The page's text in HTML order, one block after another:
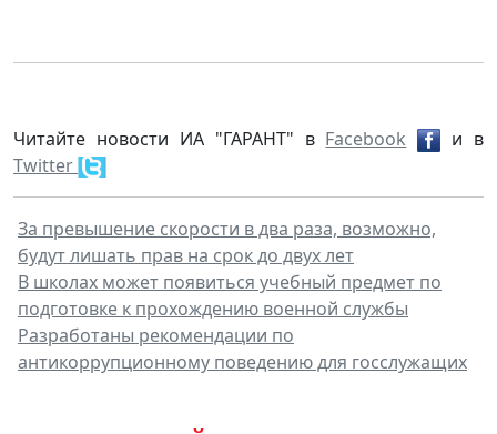
Читайте новости ИА "ГАРАНТ" в Facebook
и в
Twitter
За превышение скорости в два раза, возможно,
будут лишать прав на срок до двух лет
В школах может появиться учебный предмет по
подготовке к прохождению военной службы
Разработаны рекомендации по
антикоррупционному поведению для госслужащих